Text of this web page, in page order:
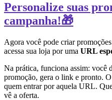
Personalize suas
campanha!🎁
Agora você pode criar
acessa sua loja por uma URL
Na prática, funciona assim: você
promoção, gera o link e pronto. O
quem entrar por aquela URL.
vê a oferta.